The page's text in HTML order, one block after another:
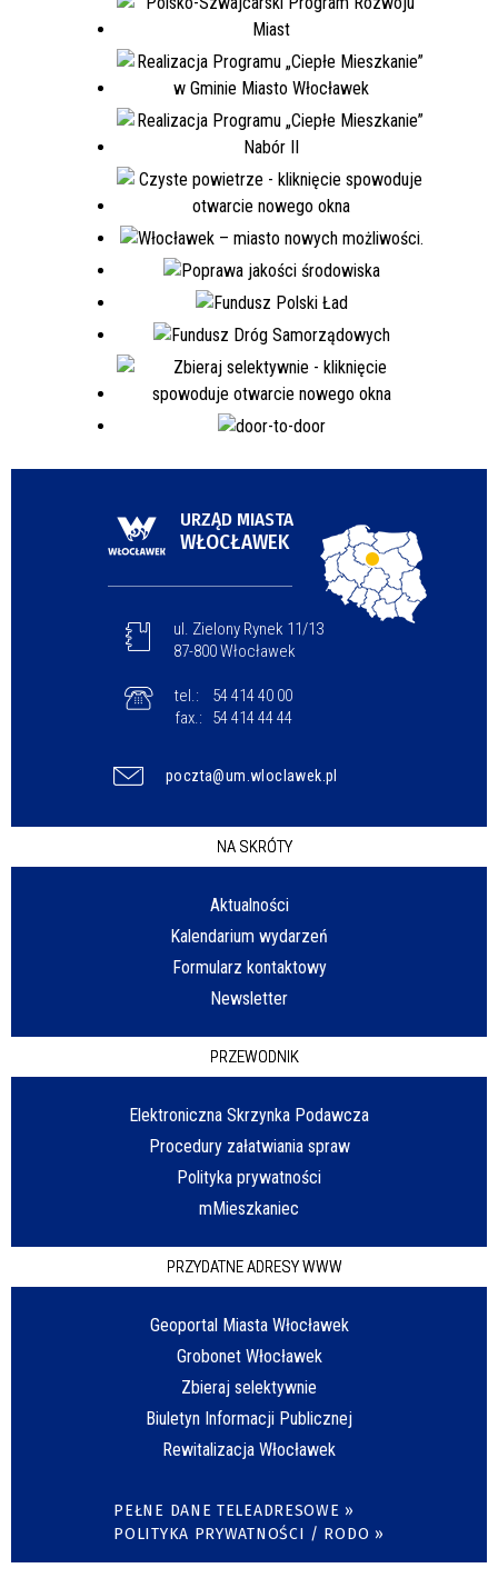
URZĄD MIASTA
WŁOCŁAWEK
ul. Zielony Rynek 11/13
87-800 Włocławek
tel.:
54 414 40 00
fax.:
54 414 44 44
poczta@um.wloclawek.pl
NA SKRÓTY
Aktualności
Kalendarium wydarzeń
Formularz kontaktowy
Newsletter
PRZEWODNIK
Elektroniczna Skrzynka Podawcza
Procedury załatwiania spraw
Polityka prywatności
mMieszkaniec
PRZYDATNE ADRESY WWW
Geoportal Miasta Włocławek
Grobonet Włocławek
Zbieraj selektywnie
Biuletyn Informacji Publicznej
Rewitalizacja Włocławek
PEŁNE DANE TELEADRESOWE »
POLITYKA PRYWATNOŚCI / RODO »